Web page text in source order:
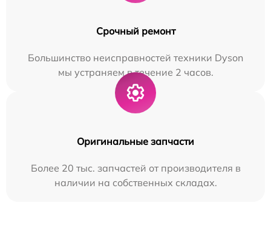
Срочный ремонт
Большинство неисправностей техники Dyson
мы устраняем в течение 2 часов.
Оригинальные запчасти
Более 20 тыс. запчастей от производителя в
наличии на собственных складах.